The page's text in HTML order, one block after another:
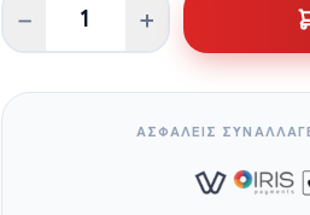
Εξωλέμβια
Κοντόλαιμη
Μηχανή
ποσότητα
− +
ΑΣΦΑΛΕΙΣ